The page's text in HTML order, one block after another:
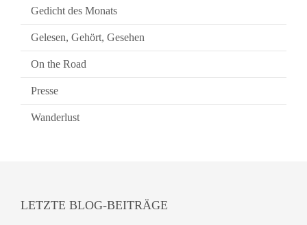
Gedicht des Monats
Gelesen, Gehört, Gesehen
On the Road
Presse
Wanderlust
LETZTE BLOG-BEITRÄGE